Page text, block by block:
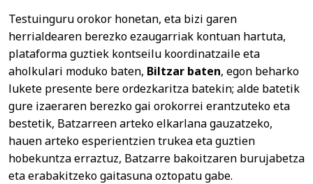
Testuinguru orokor honetan, eta bizi garen
herrialdearen berezko ezaugarriak kontuan hartuta,
plataforma guztiek kontseilu koordinatzaile eta
aholkulari moduko baten, Biltzar baten, egon beharko
lukete presente bere ordezkaritza batekin; alde batetik
gure izaeraren berezko gai orokorrei erantzuteko eta
bestetik, Batzarreen arteko elkarlana gauzatzeko,
hauen arteko esperientzien trukea eta guztien
hobekuntza erraztuz, Batzarre bakoitzaren burujabetza
eta erabakitzeko gaitasuna oztopatu gabe.